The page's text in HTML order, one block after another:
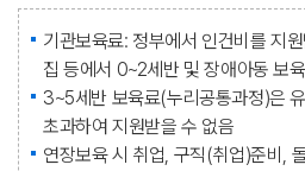
기관보육료: 정부에서 인건비를 지
집 등에서 0~2세반 및 장애아동 보
3~5세반 보육료(누리공통과정)은
초과하여 지원받을 수 없음
연장보육 시 취업, 구직(취업)준비,